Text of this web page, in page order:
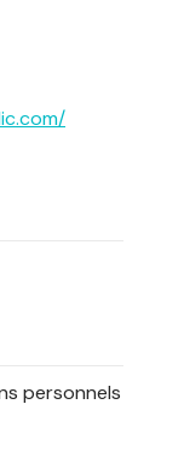
personnels